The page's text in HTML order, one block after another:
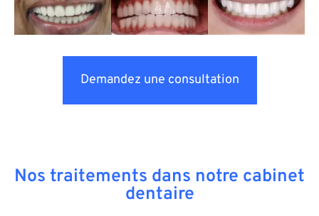
Demandez une consultation
Nos traitements dans notre cabinet
dentaire